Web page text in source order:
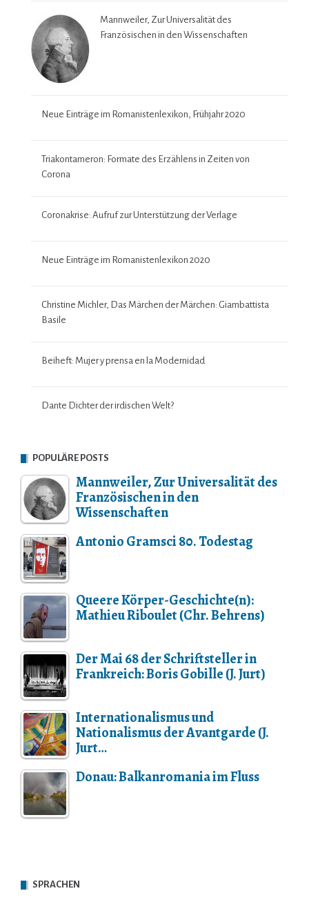
Mannweiler, Zur Universalität des
Französischen in den Wissenschaften
Neue Einträge im Romanistenlexikon, Frühjahr 2020
Triakontameron: Formate des Erzählens in Zeiten von
Corona
Coronakrise: Aufruf zur Unterstützung der Verlage
Neue Einträge im Romanistenlexikon 2020
Christine Michler, Das Märchen der Märchen: Giambattista
Basile
Beiheft: Mujer y prensa en la Modernidad
Dante Dichter der irdischen Welt?
POPULÄRE POSTS
Mannweiler, Zur Universalität des
Französischen in den
Wissenschaften
Antonio Gramsci 80. Todestag
Queere Körper-Geschichte(n):
Mathieu Riboulet (Chr. Behrens)
Der Mai 68 der Schriftsteller in
Frankreich: Boris Gobille (J. Jurt)
Internationalismus und
Nationalismus der Avantgarde (J.
Jurt…
Donau: Balkanromania im Fluss
SPRACHEN